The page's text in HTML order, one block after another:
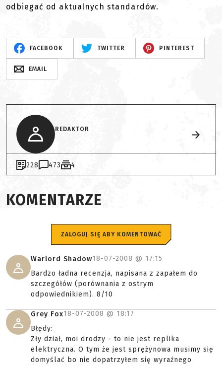
odbiegać od aktualnych standardów.
FACEBOOK TWITTER PINTEREST
EMAIL
REDAKTOR
228 473 4
KOMENTARZE
ZALOGUJ SIĘ ABY KOMENTOWAĆ
Warlord Shadow18-07-2008 @ 17:15
Bardzo ładna recenzja, napisana z zapałem do
szczegółów (porównania z ostrym
odpowiednikiem). 8/10
Grey Fox18-07-2008 @ 18:17
Błędy:
Zły dział, moi drodzy - to nie jest replika
elektryczna. O tym że jest sprężynowa musimy się
domyślać bo nie dopatrzyłem się wyraźnego